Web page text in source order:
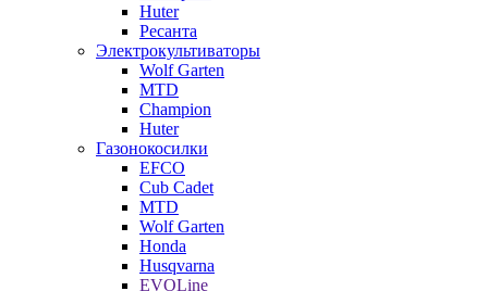
Huter
Ресанта
Электрокультиваторы
Wolf Garten
MTD
Champion
Huter
Газонокосилки
EFCO
Cub Cadet
MTD
Wolf Garten
Honda
Husqvarna
EVOLine